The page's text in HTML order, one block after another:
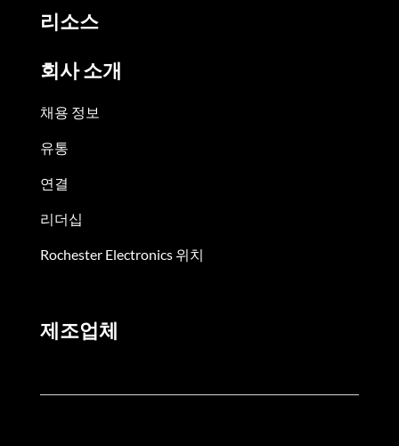
리소스
회사 소개
채용 정보
유통
연결
리더십
Rochester Electronics 위치
제조업체